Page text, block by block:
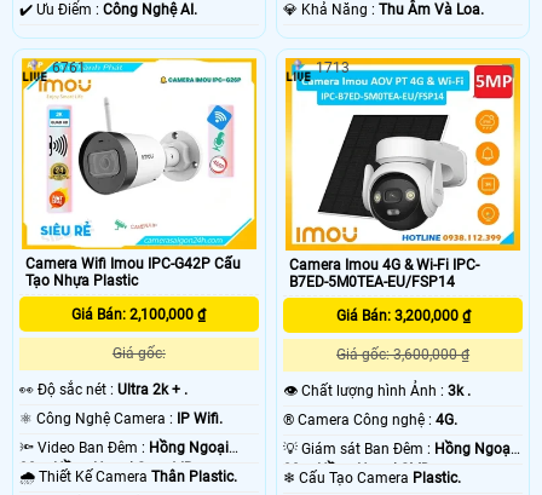
️✔️ Ưu Điểm : Công Nghệ AI.
️💎 Khả Năng :Thu Âm Và Loa.
Camera Wifi Imou IPC-G42P Cấu
Tạo Nhựa Plastic
Giá Bán: 2,100,000 ₫
Giá gốc:
️👀 Độ sắc nét : Ultra 2k + .
⚛️ Công Nghệ Camera : IP Wifi.
🔦 Video Ban Đêm : Hồng Ngoại
30m Hồng Ngoại Smart IR.
🌧️ Thiết Kế Camera Thân Plastic.
6761
Camera Imou 4G & Wi-Fi IPC-
B7ED-5M0TEA-EU/FSP14
Giá Bán: 3,200,000 ₫
Giá gốc: 3,600,000 ₫
👁 Chất lượng hình Ảnh :3k .
®️ Camera Công nghệ :4G.
💡 Giám sát Ban Đêm : Hồng Ngoại
20m Hồng Ngoại SMD.
❄ Cấu Tạo Camera Plastic.
1713